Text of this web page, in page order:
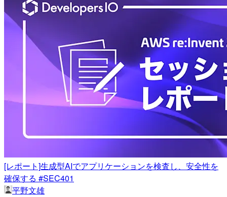
[レポート]生成型AIでアプリケーションを検査し、安全性を
確保する #SEC401
平野文雄